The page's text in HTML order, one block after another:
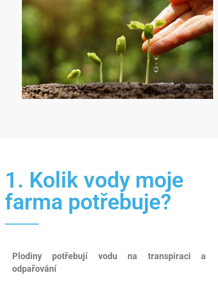
1. Kolik vody moje
farma potřebuje?
Plodiny potřebují vodu na transpiraci a
odpařování